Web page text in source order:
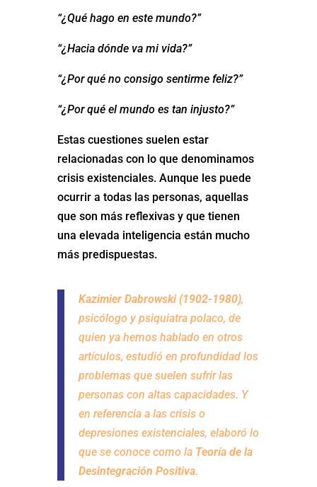
“¿Qué hago en este mundo?”
“¿Hacia dónde va mi vida?”
“¿Por qué no consigo sentirme feliz?”
“¿Por qué el mundo es tan injusto?”
Estas cuestiones suelen estar
relacionadas con lo que denominamos
crisis existenciales. Aunque les puede
ocurrir a todas las personas, aquellas
que son más reflexivas y que tienen
una elevada inteligencia están mucho
más predispuestas.
Kazimier Dabrowski (1902-1980),
psicólogo y psiquiatra polaco, de
quien ya hemos hablado en otros
artículos, estudió en profundidad los
problemas que suelen sufrir las
personas con altas capacidades. Y
en referencia a las crisis o
depresiones existenciales, elaboró lo
que se conoce como la Teoría de la
Desintegración Positiva.